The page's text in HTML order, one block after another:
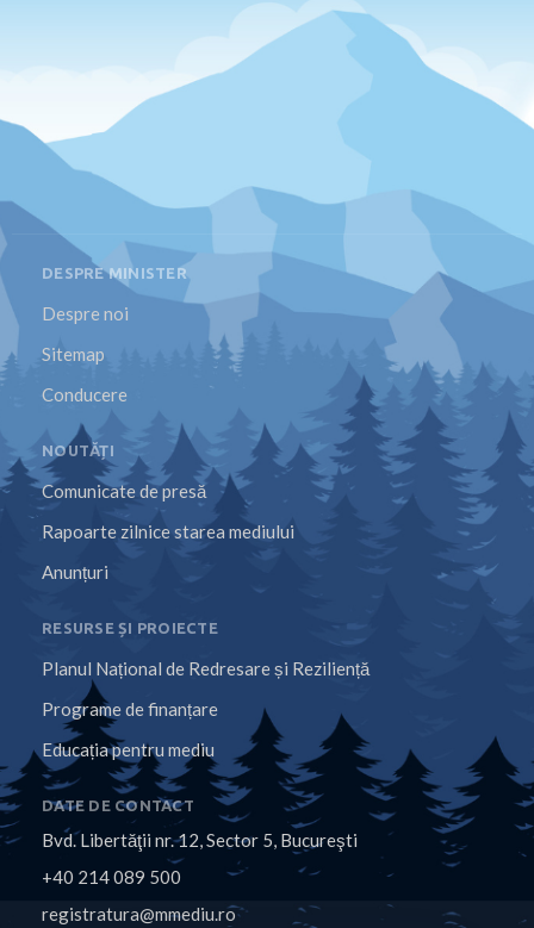
DESPRE MINISTER
Despre noi
Sitemap
Conducere
NOUTĂȚI
Comunicate de presă
Rapoarte zilnice starea mediului
Anunțuri
RESURSE ȘI PROIECTE
Planul Național de Redresare și Reziliență
Programe de finanțare
Educația pentru mediu
DATE DE CONTACT
Bvd. Libertăţii nr. 12, Sector 5, Bucureşti
+40 214 089 500
registratura@mmediu.ro